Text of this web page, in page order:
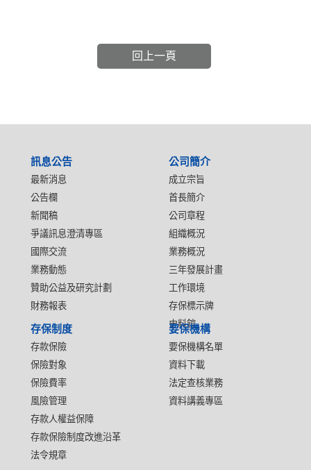
回上一頁
訊息公告
最新消息
公告欄
新聞稿
爭議訊息澄清專區
國際交流
業務動態
贊助公益及研究計劃
財務報表
公司簡介
成立宗旨
首長簡介
公司章程
組織概況
業務概況
三年發展計畫
工作環境
存保標示牌
史料館
存保制度
存款保險
保險對象
保險費率
風險管理
存款人權益保障
存款保險制度改進沿革
法令規章
要保機構
要保機構名單
資料下載
法定查核業務
資料講義專區